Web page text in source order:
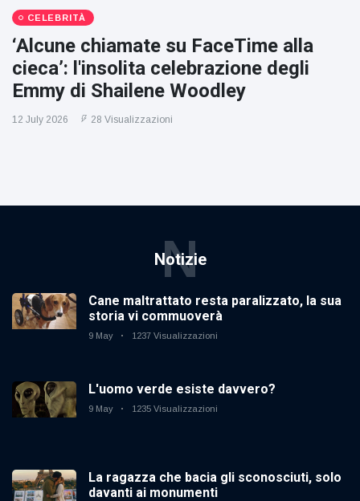
CELEBRITÀ
‘Alcune chiamate su FaceTime alla
cieca’: l'insolita celebrazione degli
Emmy di Shailene Woodley
12 July 2026 28 Visualizzazioni
Notizie
N
Cane maltrattato resta paralizzato, la sua
storia vi commuoverà
9 May 1237 Visualizzazioni
L'uomo verde esiste davvero?
9 May 1235 Visualizzazioni
La ragazza che bacia gli sconosciuti, solo
davanti ai monumenti